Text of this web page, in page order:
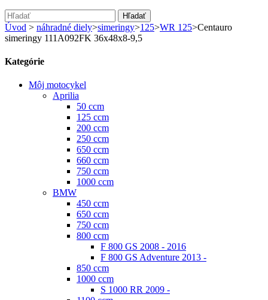
Hľadať
Úvod > náhradné diely>simeringy>125>WR 125>Centauro
simeringy 111A092FK 36x48x8-9,5
Kategórie
Môj motocykel
Aprilia
50 ccm
125 ccm
200 ccm
250 ccm
650 ccm
660 ccm
750 ccm
1000 ccm
BMW
450 ccm
650 ccm
750 ccm
800 ccm
F 800 GS 2008 - 2016
F 800 GS Adventure 2013 -
850 ccm
1000 ccm
S 1000 RR 2009 -